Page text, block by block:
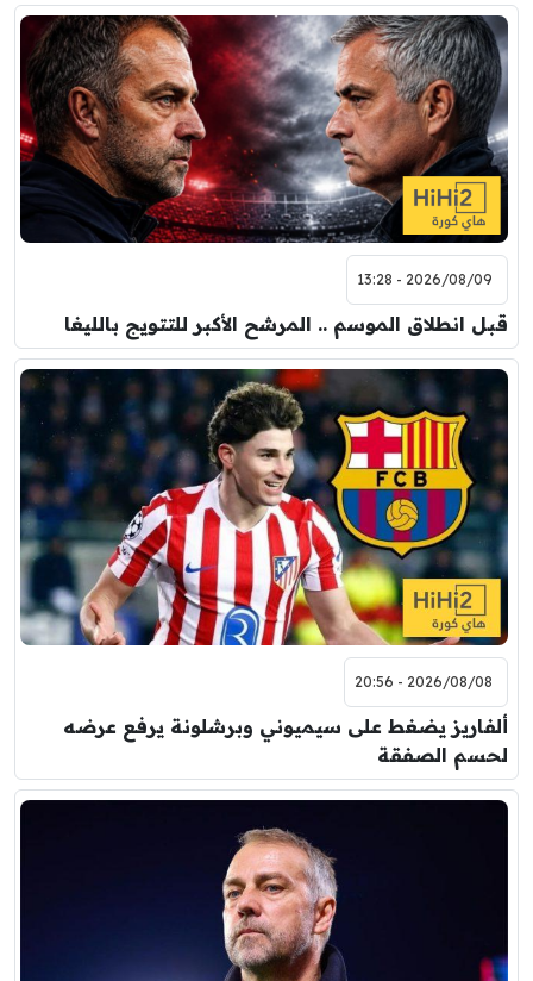
2026/08/09 - 13:28
قبل انطلاق الموسم .. المرشح الأكبر للتتويج بالليغا
2026/08/08 - 20:56
ألفاريز يضغط على سيميوني وبرشلونة يرفع عرضه
لحسم الصفقة